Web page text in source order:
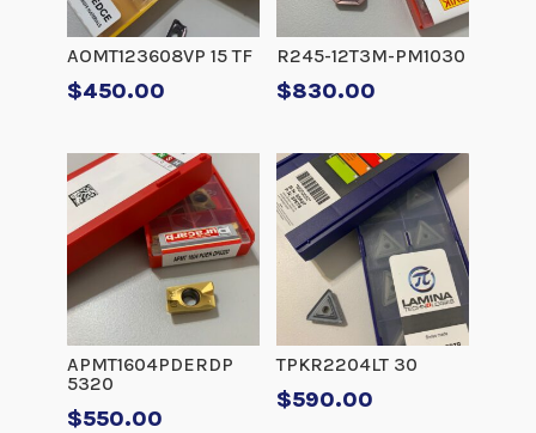
AOMT123608VP 15 TF
$450.00
R245-12T3M-PM1030
$830.00
APMT1604PDERDP
5320
$550.00
TPKR2204LT 30
$590.00